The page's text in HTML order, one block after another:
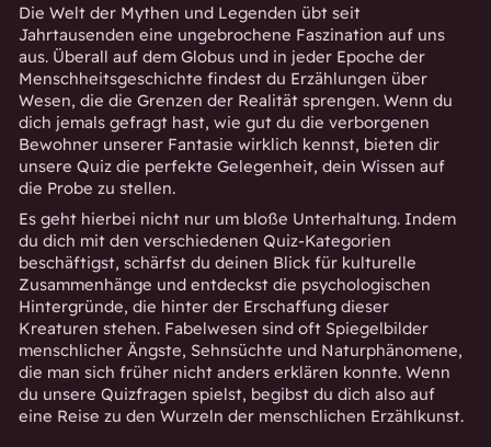
Die Welt der Mythen und Legenden übt seit
Jahrtausenden eine ungebrochene Faszination auf uns
aus. Überall auf dem Globus und in jeder Epoche der
Menschheitsgeschichte findest du Erzählungen über
Wesen, die die Grenzen der Realität sprengen. Wenn du
dich jemals gefragt hast, wie gut du die verborgenen
Bewohner unserer Fantasie wirklich kennst, bieten dir
unsere Quiz die perfekte Gelegenheit, dein Wissen auf
die Probe zu stellen.
Es geht hierbei nicht nur um bloße Unterhaltung. Indem
du dich mit den verschiedenen Quiz-Kategorien
beschäftigst, schärfst du deinen Blick für kulturelle
Zusammenhänge und entdeckst die psychologischen
Hintergründe, die hinter der Erschaffung dieser
Kreaturen stehen. Fabelwesen sind oft Spiegelbilder
menschlicher Ängste, Sehnsüchte und Naturphänomene,
die man sich früher nicht anders erklären konnte. Wenn
du unsere Quizfragen spielst, begibst du dich also auf
eine Reise zu den Wurzeln der menschlichen Erzählkunst.